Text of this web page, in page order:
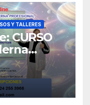
Y TALLERES
CURSO
a la